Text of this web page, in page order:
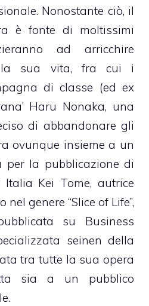
Nonostante ciò, il
è fonte di moltissimi
ad arricchire
la sua vita, fra cui i
di classe (ed ex
Haru Nonaka, una
di abbandonare gli
ovunque insieme a un
per la pubblicazione di
Kei Tome, autrice
genere “Slice of Life”,
su Business
seinen della
tra tutte la sua opera
sia a un pubblico